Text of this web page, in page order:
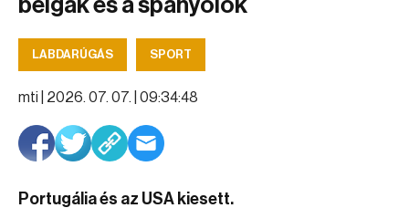
belgák és a spanyolok
LABDARÚGÁS SPORT
mti | 2026. 07. 07. | 09:34:48
Portugália és az USA kiesett.